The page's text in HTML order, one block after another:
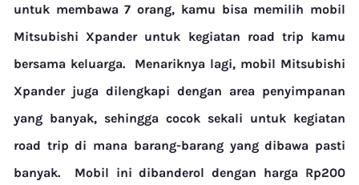
untuk membawa 7 orang, kamu bisa memilih mobil
Mitsubishi Xpander untuk kegiatan road trip kamu
bersama keluarga.
Menariknya lagi, mobil Mitsubishi
Xpander juga dilengkapi dengan area penyimpanan
yang banyak, sehingga cocok sekali untuk kegiatan
road trip di mana barang-barang yang dibawa pasti
banyak.
Mobil ini dibanderol dengan harga Rp200